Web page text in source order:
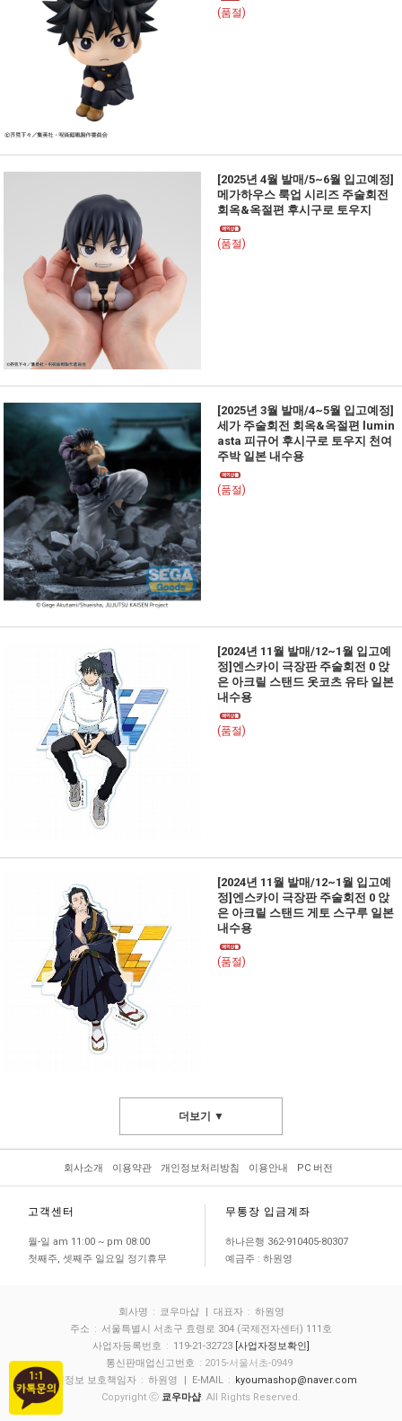
(품절)
[2025년 4월 발매/5~6월 입고예정]
메가하우스 룩업 시리즈 주술회전
회옥&옥절편 후시구로 토우지
(품절)
[2025년 3월 발매/4~5월 입고예정]
세가 주술회전 회옥&옥절편 lumin
asta 피규어 후시구로 토우지 천여
주박 일본 내수용
(품절)
[2024년 11월 발매/12~1월 입고예
정]엔스카이 극장판 주술회전 0 앉
은 아크릴 스탠드 옷코츠 유타 일본
내수용
(품절)
[2024년 11월 발매/12~1월 입고예
정]엔스카이 극장판 주술회전 0 앉
은 아크릴 스탠드 게토 스구루 일본
내수용
(품절)
더보기 ▼
회사소개 이용약관 개인정보처리방침 이용안내 PC 버전
고객센터
월-일 am 11:00 ~ pm 08:00
첫째주, 셋째주 일요일 정기휴무
무통장 입금계좌
하나은행 362-910405-80307
예금주 : 하원영
회사명 : 쿄우마샵 | 대표자 : 하원영
주소 : 서울특별시 서초구 효령로 304 (국제전자센터) 111호
사업자등록번호 : 119-21-32723 [사업자정보확인]
통신판매업신고번호 : 2015-서울서초-0949
개인정보 보호책임자 : 하원영 | E-MAIL : kyoumashop@naver.com
Copyright ⓒ 쿄우마샵. All Rights Reserved.